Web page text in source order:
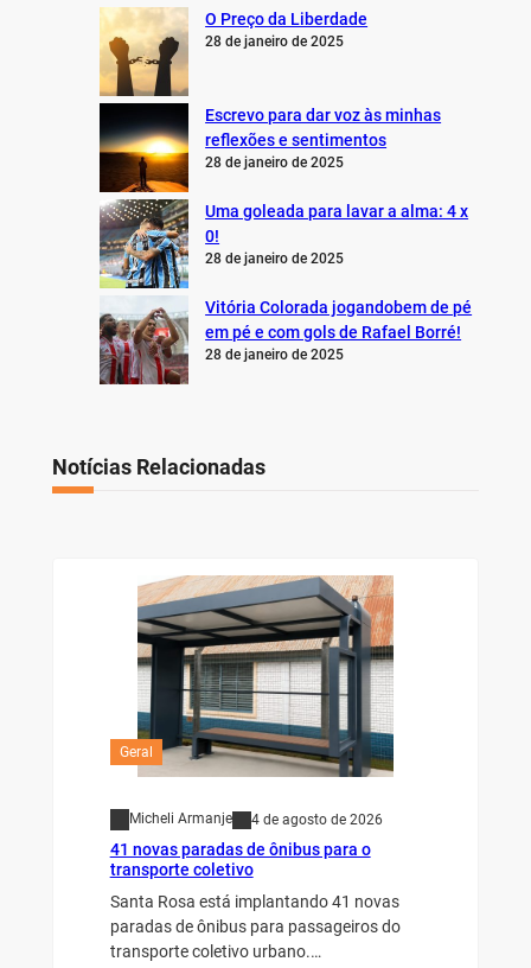
O Preço da Liberdade
28 de janeiro de 2025
Escrevo para dar voz às minhas
reflexões e sentimentos
28 de janeiro de 2025
Uma goleada para lavar a alma: 4 x
0!
28 de janeiro de 2025
Vitória Colorada jogandobem de pé
em pé e com gols de Rafael Borré!
28 de janeiro de 2025
Notícias Relacionadas
Geral
Micheli Armanje 4 de agosto de 2026
41 novas paradas de ônibus para o
transporte coletivo
Santa Rosa está implantando 41 novas
paradas de ônibus para passageiros do
transporte coletivo urbano.…